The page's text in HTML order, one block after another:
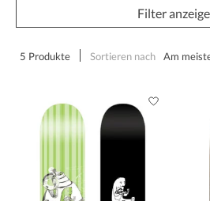
Filter
5 Produkte Sortieren nach Am